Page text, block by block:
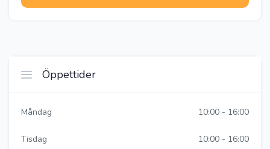
Öppettider
Måndag 10:00 - 16:00
Tisdag 10:00 - 16:00